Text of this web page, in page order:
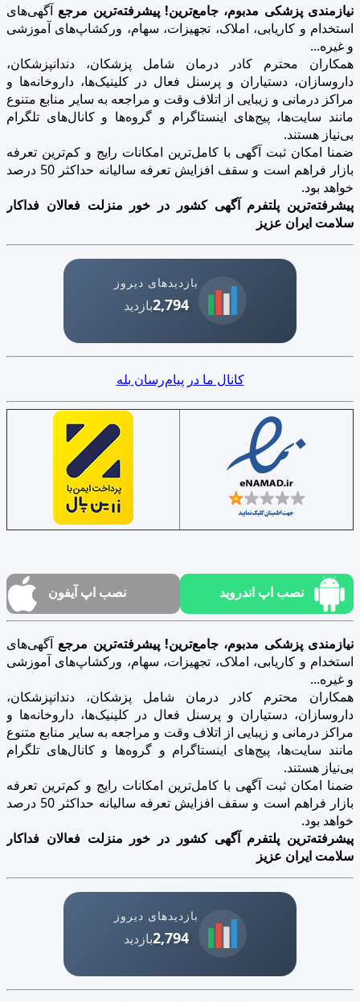
نیازمندی پزشکی مدبوم، جامع‌ترین! پیشرفته‌ترین مرجع آگهی‌های
استخدام و کاریابی، املاک، تجهیزات، سهام، ورکشاپ‌های آموزشی
و غیره...
همکاران محترم کادر درمان شامل پزشکان، دندانپزشکان،
داروسازان، دستیاران و پرسنل فعال در کلینیک‌ها، داروخانه‌ها و
مراکز درمانی و زیبایی از اتلاف وقت و مراجعه به سایر منابع متنوع
مانند سایت‌ها، پیج‌های اینستاگرام و گروه‌ها و کانال‌های تلگرام
بی‌نیاز هستند.
ضمنا امکان ثبت آگهی با کامل‌ترین امکانات رایج و کم‌ترین تعرفه
بازار فراهم است و سقف افزایش تعرفه سالیانه حداکثر 50 درصد
خواهد بود.
پیشرفته‌ترین پلتفرم آگهی کشور در خور منزلت فعالان فداکار
سلامت ایران عزیز
بازدیدهای دیروز
2,794بازدید
کانال ما در پیام‌رسان بله
نصب اپ اندروید نصب اپ آیفون
نیازمندی پزشکی مدبوم، جامع‌ترین! پیشرفته‌ترین مرجع آگهی‌های
استخدام و کاریابی، املاک، تجهیزات، سهام، ورکشاپ‌های آموزشی
و غیره...
همکاران محترم کادر درمان شامل پزشکان، دندانپزشکان،
داروسازان، دستیاران و پرسنل فعال در کلینیک‌ها، داروخانه‌ها و
مراکز درمانی و زیبایی از اتلاف وقت و مراجعه به سایر منابع متنوع
مانند سایت‌ها، پیج‌های اینستاگرام و گروه‌ها و کانال‌های تلگرام
بی‌نیاز هستند.
ضمنا امکان ثبت آگهی با کامل‌ترین امکانات رایج و کم‌ترین تعرفه
بازار فراهم است و سقف افزایش تعرفه سالیانه حداکثر 50 درصد
خواهد بود.
پیشرفته‌ترین پلتفرم آگهی کشور در خور منزلت فعالان فداکار
سلامت ایران عزیز
بازدیدهای دیروز
2,794بازدید